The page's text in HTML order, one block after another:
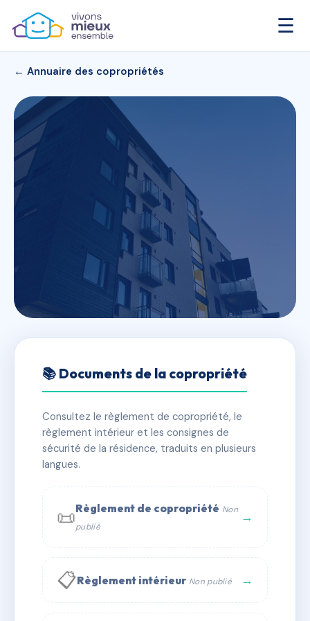
☰
← Annuaire des copropriétés
Copropriété 8 place des
Otages - Morlaix
📍 8 pl des otages 29600 Morlaix
✓ Immatriculée 🏠 10 lots 🏗 10 bâtiment(s)
📞 Contacter Syndic Digital 💬 WhatsApp
✉ Email
📚 Documents de la copropriété
Consultez le règlement de copropriété, le
règlement intérieur et les consignes de
sécurité de la résidence, traduits en plusieurs
langues.
📜Règlement de copropriété Non
publié
→
📋Règlement intérieur Non publié →